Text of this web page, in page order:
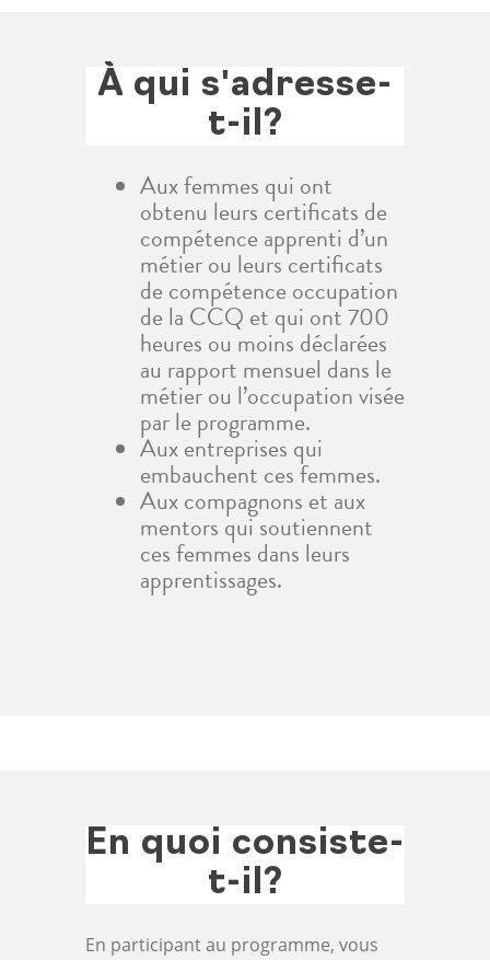
À qui s'adresse-
t-il?
Aux femmes qui ont
obtenu leurs certificats de
compétence apprenti d’un
métier ou leurs certificats
de compétence occupation
de la CCQ et qui ont 700
heures ou moins déclarées
au rapport mensuel dans le
métier ou l’occupation visée
par le programme.
Aux entreprises qui
embauchent ces femmes.
Aux compagnons et aux
mentors qui soutiennent
ces femmes dans leurs
apprentissages.
En quoi consiste-
t-il?
En participant au programme, vous